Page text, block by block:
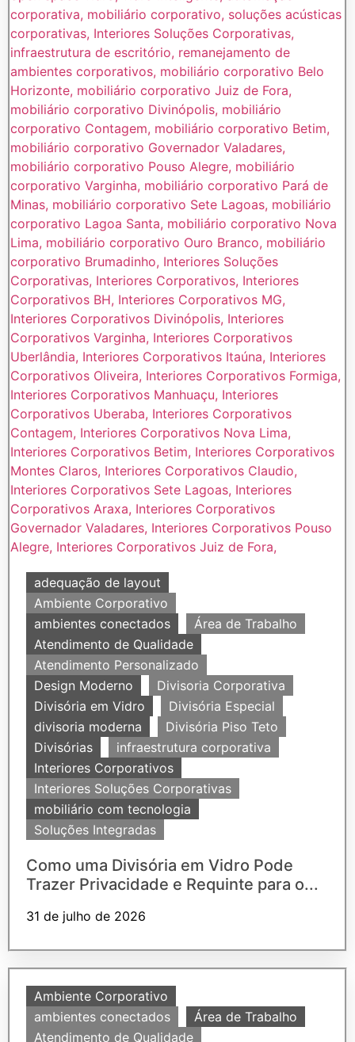
adequação de layout
Ambiente Corporativo
ambientes conectados
Área de Trabalho
Atendimento de Qualidade
Atendimento Personalizado
Design Moderno
Divisoria Corporativa
Divisória em Vidro
Divisória Especial
divisoria moderna
Divisória Piso Teto
Divisórias
infraestrutura corporativa
Interiores Corporativos
Interiores Soluções Corporativas
mobiliário com tecnologia
Soluções Integradas
Como uma Divisória em Vidro Pode
Trazer Privacidade e Requinte para o...
31 de julho de 2026
Ambiente Corporativo
ambientes conectados
Área de Trabalho
Atendimento de Qualidade